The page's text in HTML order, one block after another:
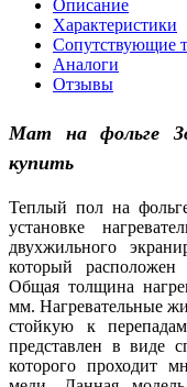
Описание
Характеристики
Сопутствующие
Аналоги
Отзывы
Мат на фольге
купить
Теплый пол на
установке
двухжильного
который
Общая толщина
мм. Нагревательные
стойкую к
представлен в виде
которого проходит